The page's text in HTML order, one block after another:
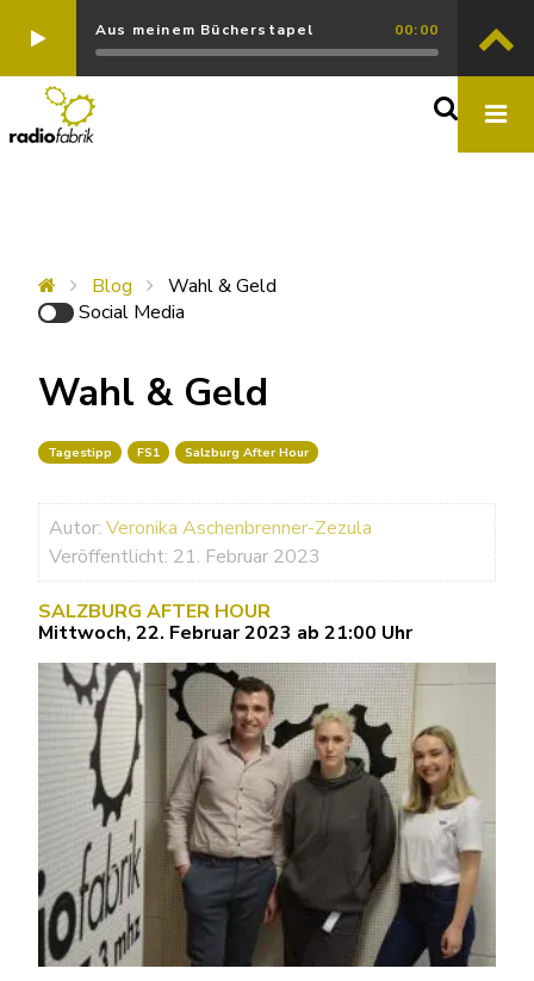
Aus meinem Bücherstapel 00:00
Blog
Wahl & Geld
Social Media
Wahl & Geld
Tagestipp FS1 Salzburg After Hour
Autor: Veronika Aschenbrenner-Zezula
Veröffentlicht: 21. Februar 2023
SALZBURG AFTER HOUR
Mittwoch, 22. Februar 2023 ab 21:00 Uhr